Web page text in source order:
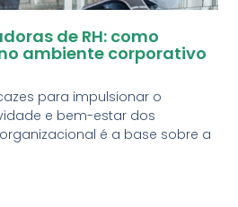
de RH: como
ambiente corporativo
para impulsionar o
e bem-estar dos
é a base sobre a